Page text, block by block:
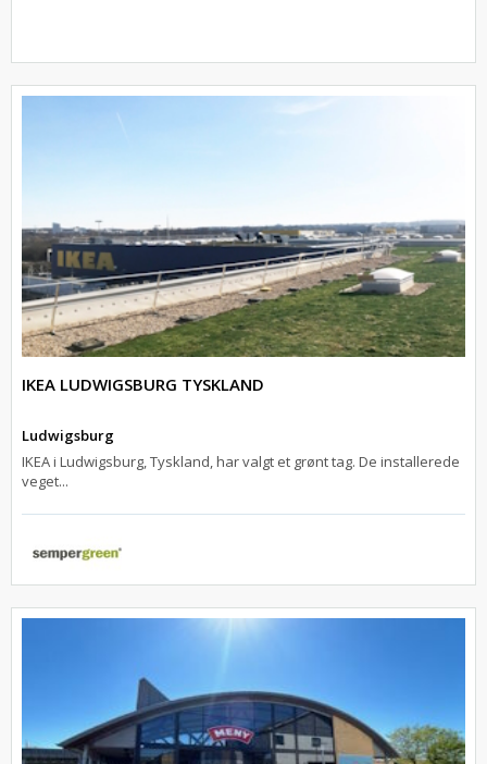
IKEA LUDWIGSBURG TYSKLAND
Ludwigsburg
IKEA i Ludwigsburg, Tyskland, har valgt et grønt tag. De installerede
veget...